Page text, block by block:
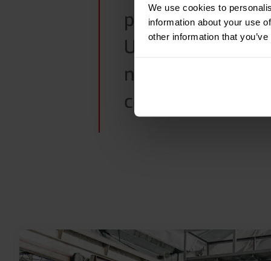
We use cookies to
information about your use
other information that
per lavorare più
Utilizzando la
non solo
controllo delle